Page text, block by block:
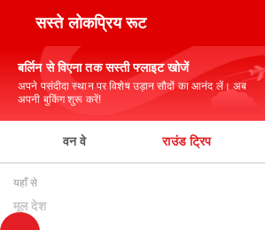
सस्ते लोकप्रिय रूट
बर्लिन से विएना तक सस्ती फ्लाइट खोजें
अपने पसंदीदा स्थान पर विशेष उड़ान सौदों का आनंद लें। अब
अपनी बुकिंग शुरू करें!
वन वे राउंड ट्रिप
यहाँ से
मूल देश